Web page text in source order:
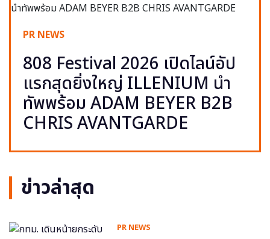
PR NEWS
808 Festival 2026 เปิดไลน์อัป
แรกสุดยิ่งใหญ่ ILLENIUM นำ
ทัพพร้อม ADAM BEYER B2B
CHRIS AVANTGARDE
ข่าวล่าสุด
PR NEWS